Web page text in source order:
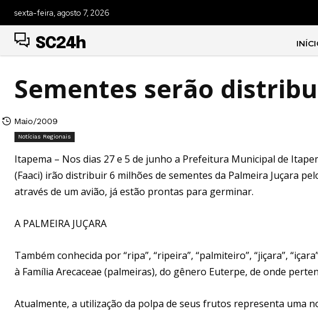
sexta-feira, agosto 7, 2026
SC24h
Sementes serão
Maio/2009
Notícias Regionais
Itapema – Nos dias 27 e 5 de junho a Prefeitura Municipal de
(Faaci) irão distribuir 6 milhões de sementes da Palmeira Juçara
através de um avião, já estão prontas para germinar.
A PALMEIRA JUÇARA
Também conhecida por “ripa”, “ripeira”, “palmiteiro”, “jiçara”,
à Família Arecaceae (palmeiras), do gênero Euterpe, de onde
Atualmente, a utilização da polpa de seus frutos representa uma